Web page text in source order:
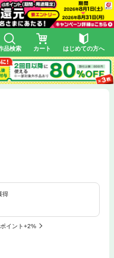
品検索 カート はじめての方へ
得
イント+2%